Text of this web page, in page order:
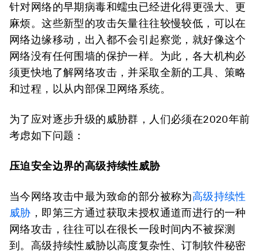
针对网络的早期病毒和蠕虫已经进化得更强大、更
麻烦。这些新型的攻击矢量往往较慢较低，可以在
网络边缘移动，出入都不会引起察觉，就好像这个
网络没有任何围墙的保护一样。为此，各大机构必
须更快地了解网络攻击，并采取全新的工具、策略
和过程，以从内部保卫网络系统。
为了应对逐步升级的威胁群，人们必须在2020年前
考虑如下问题：
压迫安全边界的高级持续性威胁
当今网络攻击中最为致命的部分被称为高级持续性
威胁 ，即第三方通过获取未授权通道而进行的一种
网络攻击，往往可以在很长一段时间内不被探测
到。高级持续性威胁以高度复杂性、订制软件秘密